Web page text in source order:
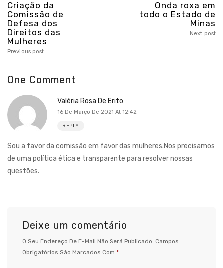
Criação da
Comissão de
Defesa dos
Direitos das
Mulheres
Previous post
Onda roxa em
todo o Estado de
Minas
Next post
One Comment
Valéria Rosa De Brito
16 De Março De 2021 At 12:42
REPLY
Sou a favor da comissão em favor das mulheres.Nos precisamos
de uma política ética e transparente para resolver nossas
questões.
Deixe um comentário
O Seu Endereço De E-Mail Não Será Publicado. Campos
Obrigatórios São Marcados Com *